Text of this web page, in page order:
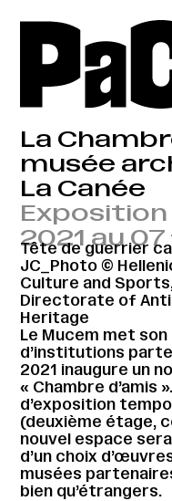
La
musée
La Canée
2021 au
Tête de guerrier
JC_Photo ©
Culture and
Directorate of
Heritage
Le Mucem met
d’institutions
2021 inaugure un
« Chambre d’amis
d’exposition
(deuxième étage,
nouvel espace
d’un choix
musées
bien qu’étrangers.